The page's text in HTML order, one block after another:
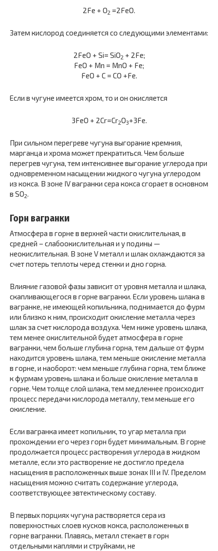
2Fe + O2 =2FeO.
Затем кислород соединяется со следующими элементами:
2FeO + Si= SiO2 + 2Fe;
FeO + Mn = MnO + Fe;
FeO + C = CO +Fe.
Если в чугуне имеется хром, то и он окисляется
3FeO + 2Cr=Cr2O3+3Fe.
При сильном перегреве чугуна выгорание кремния,
марганца и хрома может прекратиться. Чем больше
перегрев чугуна, тем интенсивнее выгорание углерода при
одновременном насыщении жидкого чугуна углеродом
из кокса. В зоне IV вагранки сера кокса сгорает в основном
в SO2.
Горн вагранки
Атмосфера в горне в верхней части окислительная, в
средней – слабоокислительная и у подины —
неокислительная. В зоне V металл и шлак охлаждаются за
счет потерь теплоты черед стенки и дно горна.
Влияние газовой фазы зависит от уровня металла и шлака,
скапливающегося в горне вагранки. Если уровень шлака в
вагранке, не имеющей копильника, поднимается до фурм
или близко к ним, происходит окисление металла через
шлак за счет кислорода воздуха. Чем ниже уровень шлака,
тем менее окислительной будет атмосфера в горне
вагранки, чем больше глубина горна, тем дальше от фурм
находится уровень шлака, тем меньше окисление металла
в горне, и наоборот: чем меньше глубина горна, тем ближе
к фурмам уровень шлака и больше окисление металла в
горне. Чем толще слой шлака, тем медленнее происходит
процесс передачи кислорода металлу, тем меньше его
окисление.
Если вагранка имеет копильник, то угар металла при
прохождении его через горн будет минимальным. В горне
продолжается процесс растворения углерода в жидком
металле, если это растворение не достигло предела
насыщения в расположенных выше зонах III и IV. Пределом
насыщения можно считать содержание углерода,
соответствующее эвтектическому составу.
В первых порциях чугуна растворяется сера из
поверхностных слоев кусков кокса, расположенных в
горне вагранки. Плавясь, металл стекает в горн
отдельными каплями и струйками, не